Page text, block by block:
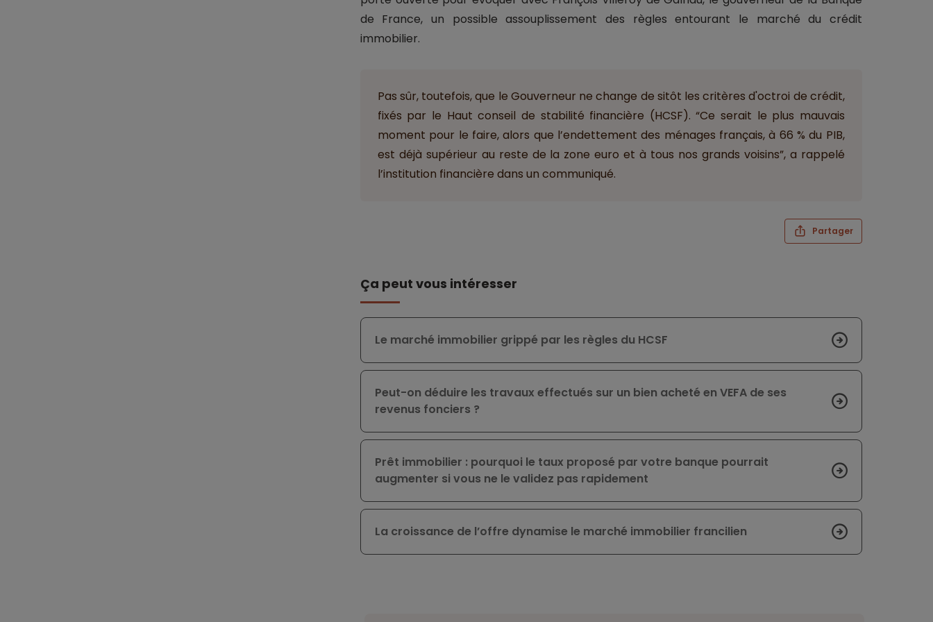
de France, un possible assouplissement des règles entourant le marché du crédit
immobilier.
Pas sûr, toutefois, que le Gouverneur ne change de sitôt les critères d'octroi de crédit,
fixés par le Haut conseil de stabilité financière (HCSF). “Ce serait le plus mauvais
moment pour le faire, alors que l’endettement des ménages français, à 66 % du PIB,
est déjà supérieur au reste de la zone euro et à tous nos grands voisins”, a rappelé
l’institution financière dans un communiqué.
Partager
Ça peut vous intéresser
Le marché immobilier grippé par les règles du HCSF
Peut-on déduire les travaux effectués sur un bien acheté en VEFA de ses
revenus fonciers ?
Prêt immobilier : pourquoi le taux proposé par votre banque pourrait
augmenter si vous ne le validez pas rapidement
La croissance de l’offre dynamise le marché immobilier francilien